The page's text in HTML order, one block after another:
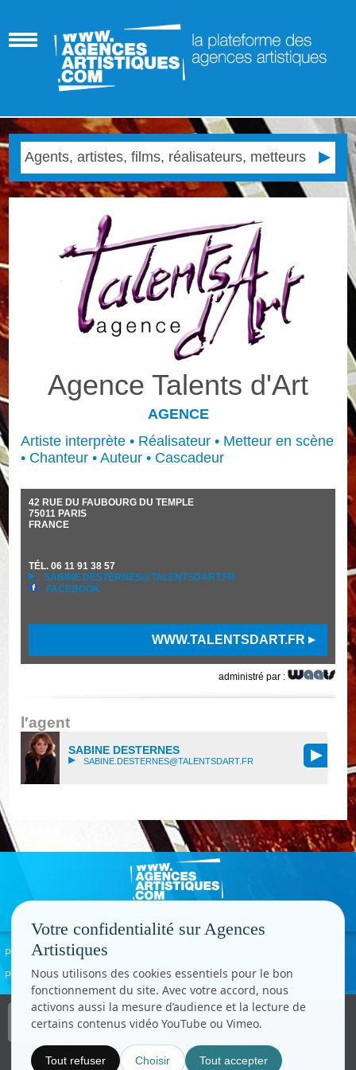
Agence Talents d'Art
AGENCE
Artiste interprète • Réalisateur • Metteur en scène
• Chanteur • Auteur • Cascadeur
42 RUE DU FAUBOURG DU TEMPLE
75011 PARIS
FRANCE
TÉL.06 11 91 38 57
SABINE.DESTERNES@TALENTSDART.FR
FACEBOOK
WWW.TALENTSDART.FR
administré par :
l′agent
SABINE DESTERNES
SABINE.DESTERNES@TALENTSDART.FR
Politique de confidentialité
Paramètres cookies
Copyright © CC.Comunication
Tous droits réservés
Votre confidentialité sur Agences
Artistiques
Nous utilisons des cookies essentiels pour le bon
fonctionnement du site. Avec votre accord, nous
activons aussi la mesure d’audience et la lecture de
certains contenus vidéo YouTube ou Vimeo.
Tout refuser Choisir Tout accepter